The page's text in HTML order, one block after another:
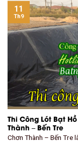
Thi Công Lót Bạt
Thành – Bến Tre
Chơn Thành – Bến Tre
11
Th9